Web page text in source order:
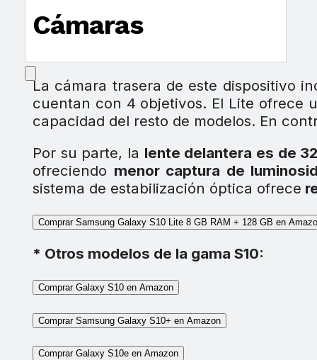
Cámaras
La cámara trasera de este dispositivo
cuentan con 4 objetivos. El Lite ofrece
capacidad del resto de modelos. En
Por su parte, la lente delantera es de
ofreciendo menor captura de
sistema de estabilización óptica ofrece
Comprar Samsung Galaxy S10 Lite 8 GB RAM + 128 GB en
* Otros modelos de la gama S10:
Comprar Galaxy S10 en Amazon
Comprar Samsung Galaxy S10+ en Amazon
Comprar Galaxy S10e en Amazon